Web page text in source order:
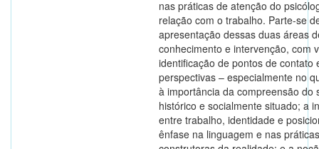
nas práticas de atenção do
relação com o trabalho. Parte-se
apresentação dessas duas áreas
conhecimento e intervenção, com
identificação de pontos de contato
perspectivas – especialmente no
à importância da compreensão do
histórico e socialmente situado; a
entre trabalho, identidade e
ênfase na linguagem e nas